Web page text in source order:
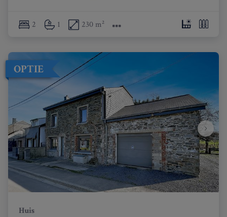
2 1 230 m²
OPTIE
Huis